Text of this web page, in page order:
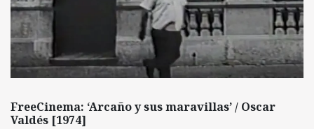
FreeCinema: ‘Arcaño y sus maravillas’ / Oscar
Valdés [1974]